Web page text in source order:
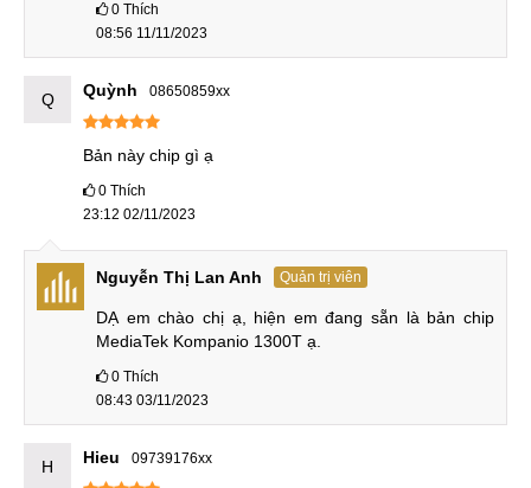
Xiaoxin Pad Pro đời 2022 sở hữu 2 phiên bản cấu hình
MediaTek Kompanio 1300T. Chúng ta đã quá quen với
Snapdragon 870 bởi nó được trang bị trên rất nhiều thiết bị
Chúng ta cùng tìm hiểu về con chip MediaTek Kompanio
1300T. Bộ xử ly này được MediaTek công bố vào ngày
27/7/2021, sản xuất dành riêng cho các thiết bị máy tính
bảng. Chip sở hữu tiến trình 6nm, hỗ trợ công nghệ 5G tốc
A78 2.6GHz và 4 nhân ARM Cortex-A75 2.0GHz. GPU Mali-
G77 MC9 mang đến hiệu năng cực tốt, khi chơi game chip
0 Thích
08:56 11/11/2023
Q Quỳnh 08650859xx
Bản này chip gì ạ
0 Thích
23:12 02/11/2023
Nguyễn Thị Lan Anh Quản trị viên
DẠ em chào chị ạ, hiện em đang sẵn là bản chip
MediaTek Kompanio 1300T ạ.
0 Thích
08:43 03/11/2023
H Hieu 09739176xx